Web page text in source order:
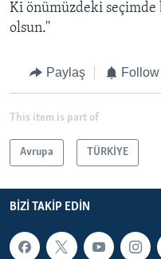
Ki önümüzdeki seçimde
olsun.''
Paylaş
This item is part of
Avrupa TÜRKİYE
BIZI TAKIP EDIN